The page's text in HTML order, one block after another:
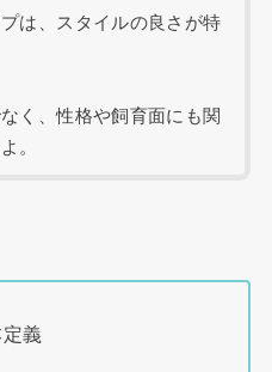
は、スタイルの良さが特
く、性格や飼育面にも関
。
義